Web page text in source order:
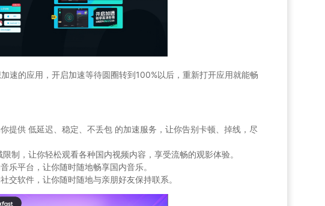
速的应用，开启加速等待圆圈转到100%以后，重新打开应用就能畅
提供 低延迟、稳定、不丢包 的加速服务，让你告别卡顿、掉线，尽
制，让你轻松观看各种国内视频内容，享受流畅的观影体验。
乐平台，让你随时随地畅享国内音乐。
交软件，让你随时随地与亲朋好友保持联系。